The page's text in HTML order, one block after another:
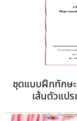
ชุดแบบฝึกทักษ
เส้นตัวแป